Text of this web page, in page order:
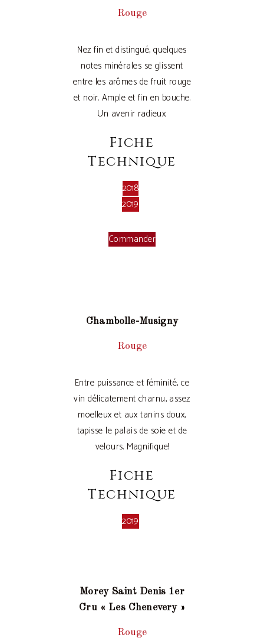
Rouge
Nez fin et distingué, quelques
notes minérales se glissent
entre les arômes de fruit rouge
et noir. Ample et fin en bouche.
Un avenir radieux.
Fiche
Technique
2018
2019
Commander
Chambolle-Musigny
Rouge
Entre puissance et féminité, ce
vin délicatement charnu, assez
moelleux et aux tanins doux,
tapisse le palais de soie et de
velours. Magnifique!
Fiche
Technique
2019
Morey Saint Denis 1er
Cru « Les Chenevery »
Rouge